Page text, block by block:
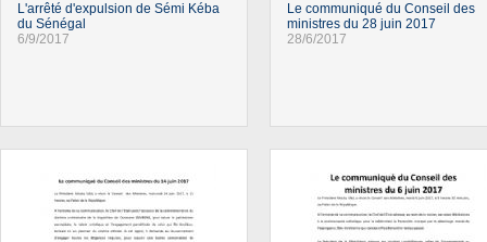
L'arrêté d'expulsion de Sémi Kéba
du Sénégal
6/9/2017
Le communiqué du Conseil des
ministres du 28 juin 2017
28/6/2017